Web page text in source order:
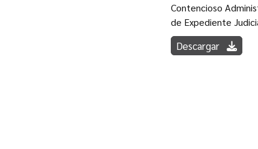
Contencioso
de Expediente
Descargar